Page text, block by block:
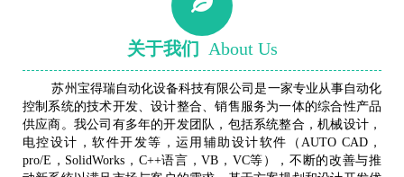
关于我们 About Us
苏州宝得瑞自动化设备科技有限公司是一家专业从事自动化
控制系统的技术开发、设计整合、销售服务为一体的综合性产品
供应商。我公司有多年的开发团队，包括系统整合，机械设计，
电控设计，软件开发等，运用辅助设计软件（AUTO CAD，
pro/E，SolidWorks，C++语言，VB，VC等），不断的改善与推